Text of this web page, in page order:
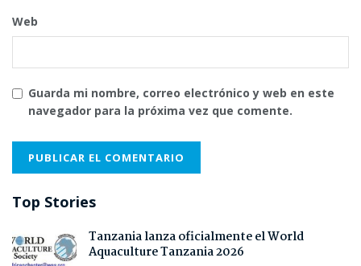
Web
Guarda mi nombre, correo electrónico y web en este
navegador para la próxima vez que comente.
Top Stories
Tanzania lanza oficialmente el World
Aquaculture Tanzania 2026